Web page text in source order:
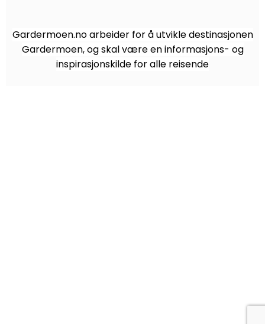
Gardermoen.no arbeider for å utvikle destinasjonen
Gardermoen, og skal være en informasjons- og
inspirasjonskilde for alle reisende